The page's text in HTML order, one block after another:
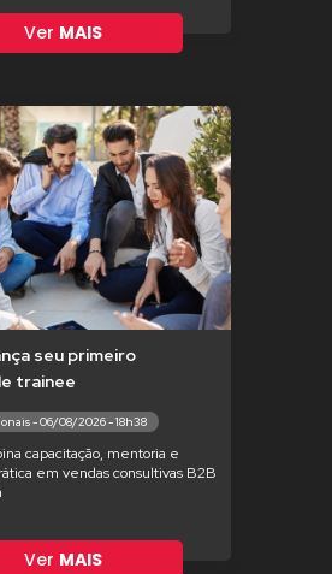
Ver MAIS
seu primeiro
trainee
- 06/08/2026 - 18h38
capacitação, mentoria e
em vendas consultivas B2B
Ver MAIS